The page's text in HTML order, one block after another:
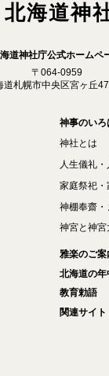
北海道神
道神社庁公式ホームペ
〒064-0959
道札幌市中央区宮ヶ丘
神事のいろ
神社とは
人生儀礼・
家庭祭祀・
神棚奉齋
神宮と神宮
雅楽のご案
北海道の年
教育勅語
関連サイト